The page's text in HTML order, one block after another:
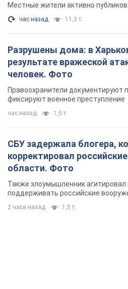
Местные жители активно
час назад 11,3 т.
Разрушены дома: в
результате вражеской
человек. Фото
Правоохранители документируют
фиксируют военное преступление
час назад 1,5 т.
СБУ задержала блогера,
корректировал
области. Фото
Также злоумышленник
поддерживать российские
2 часа назад 1,5 т.